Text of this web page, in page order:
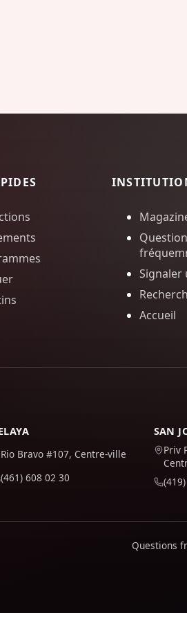
Signaler
Accueil
Rio Bravo #107, Centre-ville
(461) 608 02 30
SAN
Priv
Questions